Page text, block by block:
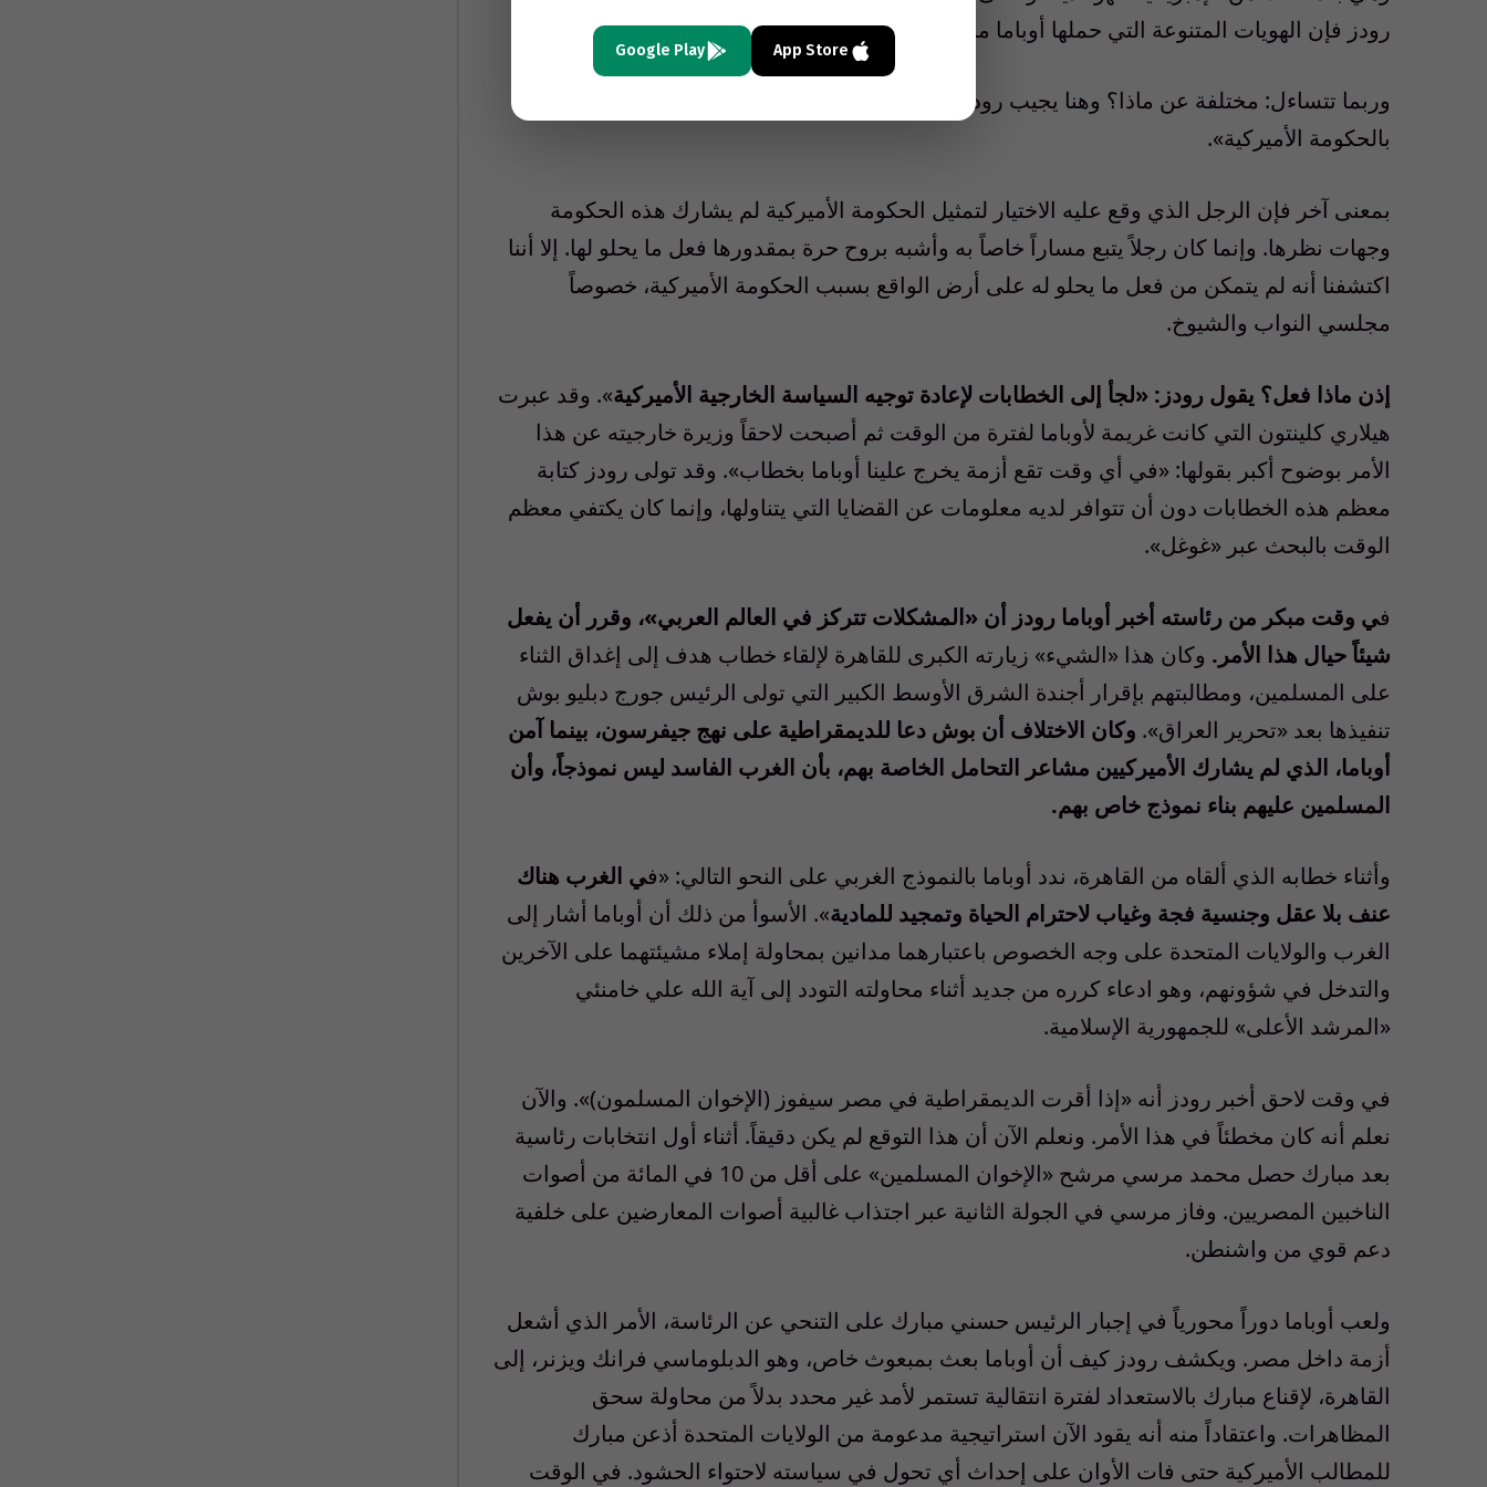
رودز فإن الهويات المتنوعة التي حملها أوباما منحته «رؤية مختلفة للعالم».
وربما تتساءل: مختلفة عن ماذا؟ وهنا يجيب رودز: «لم تعكس وجهات نظره بالضرورة تلك الخاصة
بالحكومة الأميركية».
بمعنى آخر فإن الرجل الذي وقع عليه الاختيار لتمثيل الحكومة الأميركية لم يشارك هذه الحكومة
وجهات نظرها. وإنما كان رجلاً يتبع مساراً خاصاً به وأشبه بروح حرة بمقدورها فعل ما يحلو لها. إلا أننا
اكتشفنا أنه لم يتمكن من فعل ما يحلو له على أرض الواقع بسبب الحكومة الأميركية، خصوصاً
مجلسي النواب والشيوخ.
إذن ماذا فعل؟ يقول رودز: «لجأ إلى الخطابات لإعادة توجيه السياسة الخارجية الأميركية». وقد عبرت
هيلاري كلينتون التي كانت غريمة لأوباما لفترة من الوقت ثم أصبحت لاحقاً وزيرة خارجيته عن هذا
الأمر بوضوح أكبر بقولها: «في أي وقت تقع أزمة يخرج علينا أوباما بخطاب». وقد تولى رودز كتابة
معظم هذه الخطابات دون أن تتوافر لديه معلومات عن القضايا التي يتناولها، وإنما كان يكتفي معظم
الوقت بالبحث عبر «غوغل».
في وقت مبكر من رئاسته أخبر أوباما رودز أن «المشكلات تتركز في العالم العربي»، وقرر أن يفعل
شيئاً حيال هذا الأمر. وكان هذا «الشيء» زيارته الكبرى للقاهرة لإلقاء خطاب هدف إلى إغداق الثناء
على المسلمين، ومطالبتهم بإقرار أجندة الشرق الأوسط الكبير التي تولى الرئيس جورج دبليو بوش
تنفيذها بعد «تحرير العراق». وكان الاختلاف أن بوش دعا للديمقراطية على نهج جيفرسون، بينما آمن
أوباما، الذي لم يشارك الأميركيين مشاعر التحامل الخاصة بهم، بأن الغرب الفاسد ليس نموذجاً، وأن
المسلمين عليهم بناء نموذج خاص بهم.
وأثناء خطابه الذي ألقاه من القاهرة، ندد أوباما بالنموذج الغربي على النحو التالي: «في الغرب هناك
عنف بلا عقل وجنسية فجة وغياب لاحترام الحياة وتمجيد للمادية». الأسوأ من ذلك أن أوباما أشار إلى
الغرب والولايات المتحدة على وجه الخصوص باعتبارهما مدانين بمحاولة إملاء مشيئتهما على الآخرين
والتدخل في شؤونهم، وهو ادعاء كرره من جديد أثناء محاولته التودد إلى آية الله علي خامنئي
«المرشد الأعلى» للجمهورية الإسلامية.
في وقت لاحق أخبر رودز أنه «إذا أقرت الديمقراطية في مصر سيفوز (الإخوان المسلمون)». والآن
نعلم أنه كان مخطئاً في هذا الأمر. ونعلم الآن أن هذا التوقع لم يكن دقيقاً. أثناء أول انتخابات رئاسية
بعد مبارك حصل محمد مرسي مرشح «الإخوان المسلمين» على أقل من 10 في المائة من أصوات
الناخبين المصريين. وفاز مرسي في الجولة الثانية عبر اجتذاب غالبية أصوات المعارضين على خلفية
دعم قوي من واشنطن.
ولعب أوباما دوراً محورياً في إجبار الرئيس حسني مبارك على التنحي عن الرئاسة، الأمر الذي أشعل
أزمة داخل مصر. ويكشف رودز كيف أن أوباما بعث بمبعوث خاص، وهو الدبلوماسي فرانك ويزنر، إلى
القاهرة، لإقناع مبارك بالاستعداد لفترة انتقالية تستمر لأمد غير محدد بدلاً من محاولة سحق
المظاهرات. واعتقاداً منه أنه يقود الآن استراتيجية مدعومة من الولايات المتحدة أذعن مبارك
للمطالب الأميركية حتى فات الأوان على إحداث أي تحول في سياسته لاحتواء الحشود. في الوقت
App Store
Google Play